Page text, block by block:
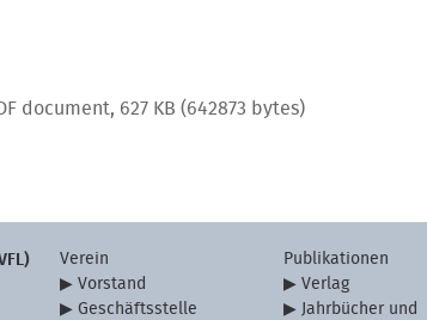
document, 627 KB (642873 bytes)
Verein
Vorstand
Geschäftsstelle
Publikationen
Verlag
Jahrbücher und